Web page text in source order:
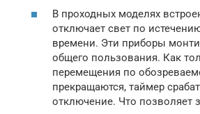
В проходных моделях
отключает свет по
времени. Эти приборы
общего пользования. Как
перемещения по
прекращаются, таймер
отключение. Что позволяет